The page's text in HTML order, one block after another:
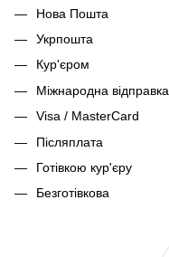
Нова Пошта
Укрпошта
Кур'єром
Міжнародна відправка
Visa / MasterCard
Післяплата
Готівкою кур'єру
Безготівкова